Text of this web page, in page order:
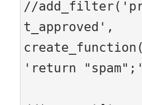
//
t_approved',
'return